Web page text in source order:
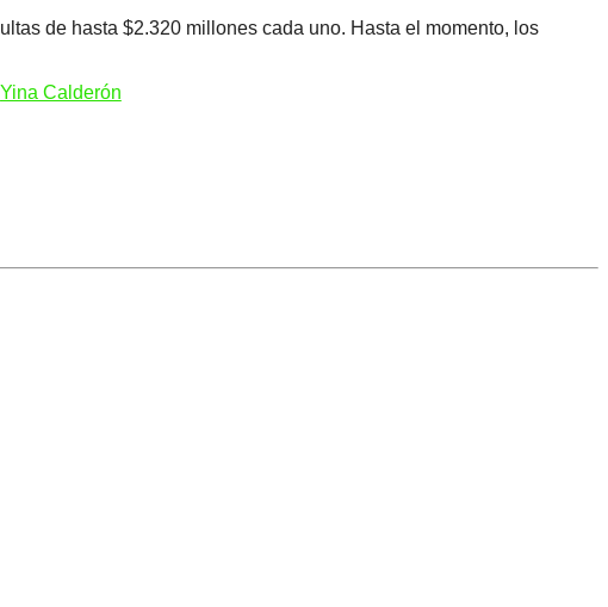
de hasta $2.320 millones cada uno. Hasta el momento, los
Yina Calderón